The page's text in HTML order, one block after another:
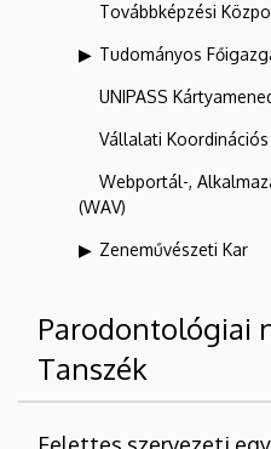
Továbbképzési
Tudományos
UNIPASS
Vállalati
Webportál-,
(WAV)
Zeneművészeti Kar
Parodontológiai
Tanszék